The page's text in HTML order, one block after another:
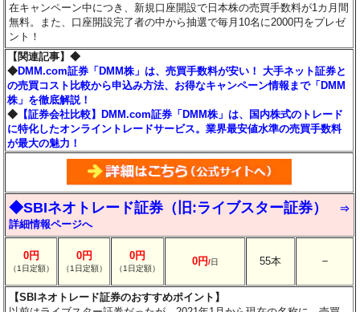
在キャンペーン中につき、新規口座開設で日本株の売買手数料が1カ月間
無料。また、口座開設完了者の中から抽選で毎月10名に2000円をプレゼ
ント！
【関連記事】◆
◆DMM.com証券「DMM株」は、売買手数料が安い！ 大手ネット証券と
の売買コスト比較から申込み方法、お得なキャンペーン情報まで「DMM
株」を徹底解説！
◆ 【証券会社比較】DMM.com証券「DMM株」は、国内株式のトレード
に特化したオンライントレードサービス。業界最安値水準の売買手数料
が最大の魅力！
◆SBIネオトレード証券（旧:ライブスター証券）
⇒
詳細情報ページへ
0円
（1日定額）
0円
（1日定額）
0円
（1日定額）
0円/日 55本 －
【SBIネオトレード証券のおすすめポイント】